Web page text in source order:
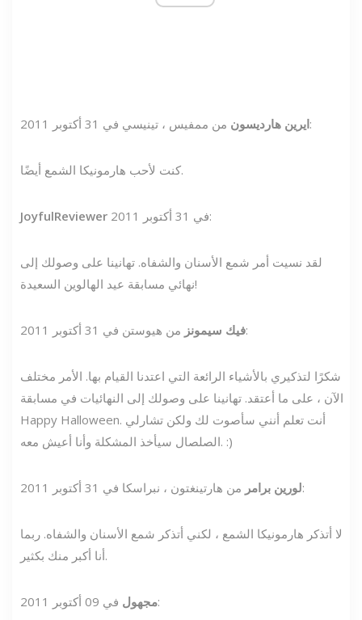
ايرين هارديسونمن ممفيس ، تينيسي في 31 أكتوبر 2011:
كنت لأحب هارمونيكا الشمع أيضًا.
JoyfulReviewer في 31 أكتوبر 2011:
لقد نسيت أمر شمع الأسنان والشفاه. تهانينا على وصولك إلى
نهائي مسابقة عيد الهالوين السعيدة!
فيك سيمونزمن هيوستن في 31 أكتوبر 2011:
شكرًا لتذكيري بالأشياء الرائعة التي اعتدنا القيام بها. الأمر مختلف
الآن ، على ما أعتقد. تهانينا على وصولك إلى النهائيات في مسابقة
Happy Halloween. أنت تعلم أنني سأصوت لك ولكن تشارلي
الصلصال سيأخذ المشكلة وأنا أعيش معه. :)
لورين برامرمن هارتينغتون ، نبراسكا في 31 أكتوبر 2011:
لا أتذكر هارمونيكا الشمع ، لكني أتذكر شمع الأسنان والشفاه. ربما
أنا أكبر منك بكثير.
مجهولفي 09 أكتوبر 2011: